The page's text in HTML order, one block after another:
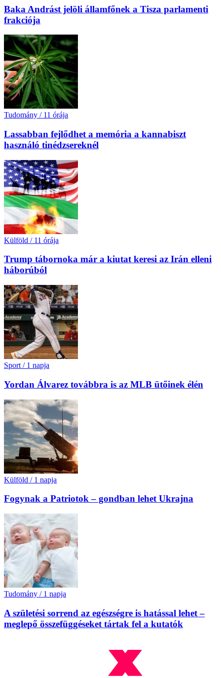
Baka Andrást jelöli államfőnek a Tisza parlamenti
frakciója
Tudomány / 11 órája
Lassabban fejlődhet a memória a kannabiszt
használó tinédzsereknél
Külföld / 11 órája
Trump tábornoka már a kiutat keresi az Irán elleni
háborúból
Sport / 1 napja
Yordan Álvarez továbbra is az MLB ütőinek élén
Külföld / 1 napja
Fogynak a Patriotok – gondban lehet Ukrajna
Tudomány / 1 napja
A születési sorrend az egészségre is hatással lehet –
meglepő összefüggéseket tártak fel a kutatók